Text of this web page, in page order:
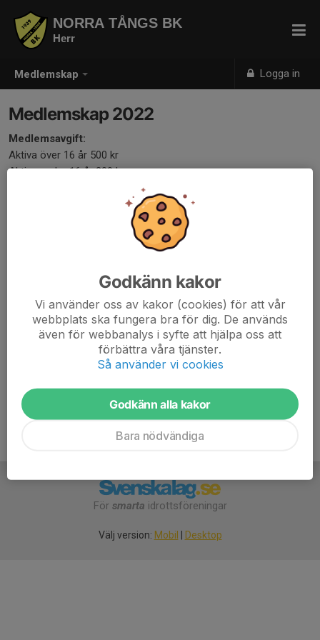
Medlemskap Logga in
NORRA TÅNGS BK
Herr
Medlemskap 2022
Medlemsavgift:
Aktiva över 16 år 500 kr
Aktiva under 16 år 200 kr
Vid betalning ange namn och telefonnummer.
Som medlem deltar du i medlemslotteriet med det
medlems-/lottnummer som står på kalendern du får. Tre vinster
dras per månad och redovisas på hemsidan i januari 2023:
3:e pris 50 kr
För smarta idrottsföreningar
Välj version: Mobil Desktop
Godkänn kakor
Vi använder oss av kakor (cookies) för att vår
webbplats ska fungera bra för dig. De används
även för webbanalys i syfte att hjälpa oss att
förbättra våra tjänster.
Så använder vi cookies
Godkänn alla kakor
Bara nödvändiga